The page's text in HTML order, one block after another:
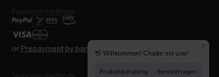
orPrepayment by bank transfer